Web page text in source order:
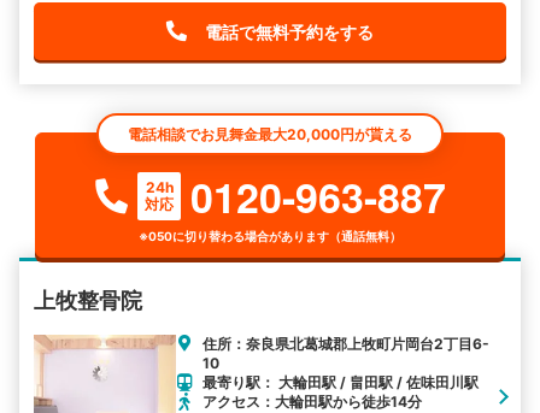
電話で無料予約をする
電話相談でお見舞金最大20,000円が貰える
24h
対応
0120-963-887
※050に切り替わる場合があります（通話無料）
上牧整骨院
住所：奈良県北葛城郡上牧町片岡台2丁目6-
10
最寄り駅： 大輪田駅 / 畠田駅 / 佐味田川駅
アクセス：大輪田駅から徒歩14分